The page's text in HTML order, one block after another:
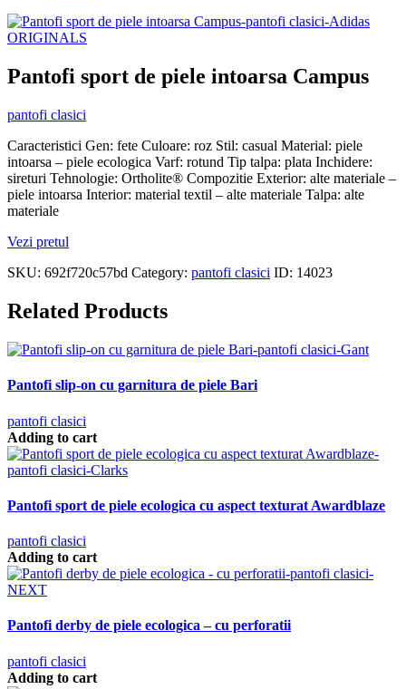
Pantofi sport de piele intoarsa Campus
pantofi clasici
Caracteristici Gen: fete Culoare: roz Stil: casual Material: piele
intoarsa – piele ecologica Varf: rotund Tip talpa: plata Inchidere:
sireturi Tehnologie: Ortholite® Compozitie Exterior: alte materiale –
piele intoarsa Interior: material textil – alte materiale Talpa: alte
materiale
Vezi pretul
SKU: 692f720c57bd Category: pantofi clasici ID: 14023
Related Products
Pantofi slip-on cu garnitura de piele Bari
pantofi clasici
Adding to cart
Pantofi sport de piele ecologica cu aspect texturat Awardblaze
pantofi clasici
Adding to cart
Pantofi derby de piele ecologica – cu perforatii
pantofi clasici
Adding to cart